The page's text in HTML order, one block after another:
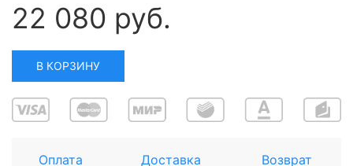
22 080 руб.
В КОРЗИНУ
Оплата Доставка Возврат